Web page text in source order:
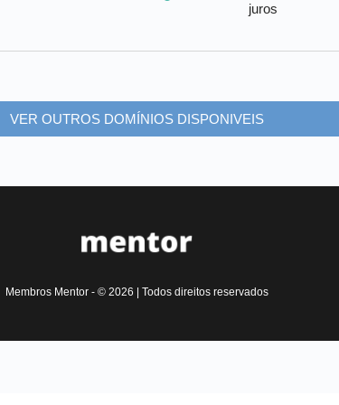
juros
VER OUTROS DOMÍNIOS DISPONIVEIS
Membros Mentor - © 2026 | Todos direitos reservados